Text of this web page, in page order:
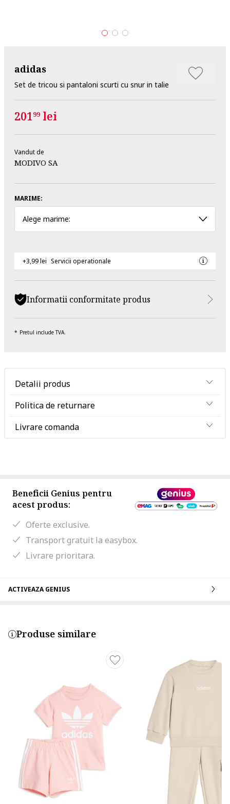
adidas
Set de tricou si pantaloni scurti cu snur in talie
20199 lei
Vandut de
MODIVO SA
MARIME:
Alege marime:
+3,99 lei Servicii operationale
Informatii conformitate produs
Pretul include TVA.
Detalii produs
Politica de returnare
Livrare comanda
Beneficii Genius pentru
acest produs:
Oferte exclusive.
Transport gratuit la easybox.
Livrare prioritara.
ACTIVEAZA GENIUS
Produse similare